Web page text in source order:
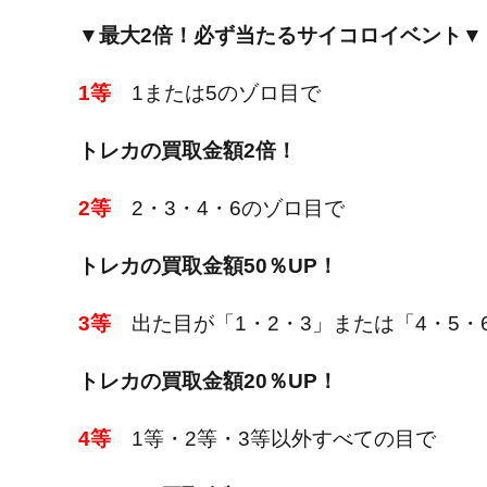
▼最大2倍！必ず当たるサイコロイベント▼
1等 1または5のゾロ目で
トレカの買取金額2倍！
2等 2・3・4・6のゾロ目で
トレカの買取金額50％UP！
3等 出た目が「1・2・3」または「4・5・
トレカの買取金額20％UP！
4等 1等・2等・3等以外すべての目で